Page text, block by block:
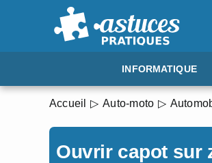
INFORMATIQUE
Accueil Auto-moto
Ouvrir capot sur